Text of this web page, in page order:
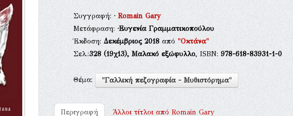
Συγγραφή:·Romain Gary
Μετάφραση:·Ευγενία Γραμματικοπούλου
Έκδοση:Δεκέμβριος 2018από"Οκτάνα"
Σελ.:328(19χ13), Μαλακό εξώφυλλο, ISBN:978-618-83931-1-0
Θέμα: "Γαλλική πεζογραφία - Μυθιστόρημα"
Περιγραφή Άλλοι τίτλοι απόRomain Gary